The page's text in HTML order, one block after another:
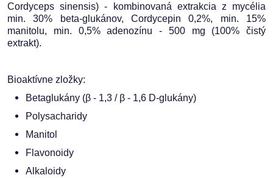
Cordyceps sinensis)- kombinovaná extrakcia z mycélia
min. 30% beta-glukánov, Cordycepin 0,2%, min. 15%
manitolu, min. 0,5% adenozínu - 500 mg (100% čistý
extrakt).
Bioaktívne zložky:
Betaglukány (β - 1,3 / β - 1,6 D-glukány)
Polysacharidy
Manitol
Flavonoidy
Alkaloidy